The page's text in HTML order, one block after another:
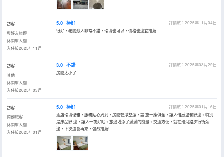
訪客
與好友旅遊
休閑單人間
入住於2025年11月
5.0 極好
評價於：2025年11月04日
很好，老闆娘人非常不錯，環境也可以，價格也適宜推薦
訪客
其他
休閑單人間
入住於2025年03月
3.0 不錯
評價於：2025年03月29日
房間太小了
訪客
商務旅客
休閑單人間
入住於2025年01月
5.0 極好
評價於：2025年01月16日
酒店環境優雅，服務貼心周到，房間乾淨整潔，設 施一應俱全，讓人倍感温馨舒適。特別
是床品舒 適，讓人一夜好眠。旅途增添了滿滿的能量。交通方便，就在淮河路步行街旁
邊，下次還會再來，強烈推薦!